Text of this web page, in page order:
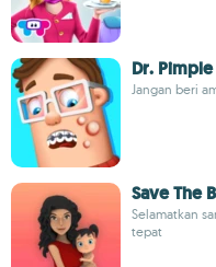
Dr.
Jangan beri
Save The
Selamatkan
tepat